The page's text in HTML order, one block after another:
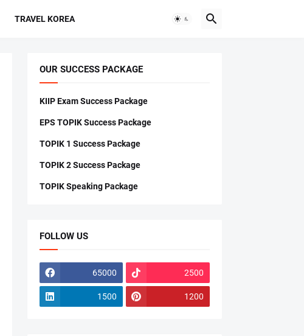
TRAVEL KOREA
OUR SUCCESS PACKAGE
KIIP Exam Success Package
EPS TOPIK Success Package
TOPIK 1 Success Package
TOPIK 2 Success Package
TOPIK Speaking Package
FOLLOW US
65000 2500
1500 1200